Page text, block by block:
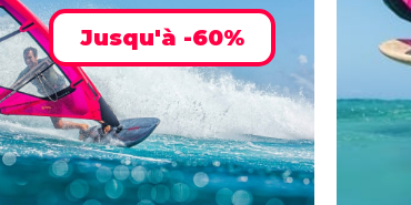
Jusqu'à -60%